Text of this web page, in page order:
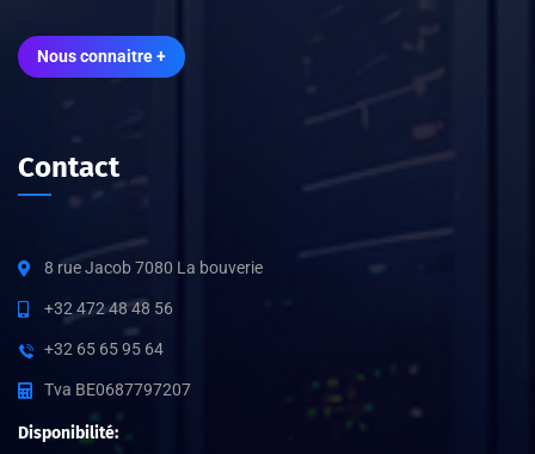
Nous connaitre +
Contact
8 rue Jacob 7080 La bouverie
+32 472 48 48 56
+32 65 65 95 64
Tva BE0687797207
Disponibilité: